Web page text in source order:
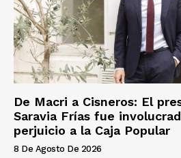
De Macri a Cisneros: El
Saravia Frías fue
perjuicio a la Caja Popular
8 De Agosto De 2026